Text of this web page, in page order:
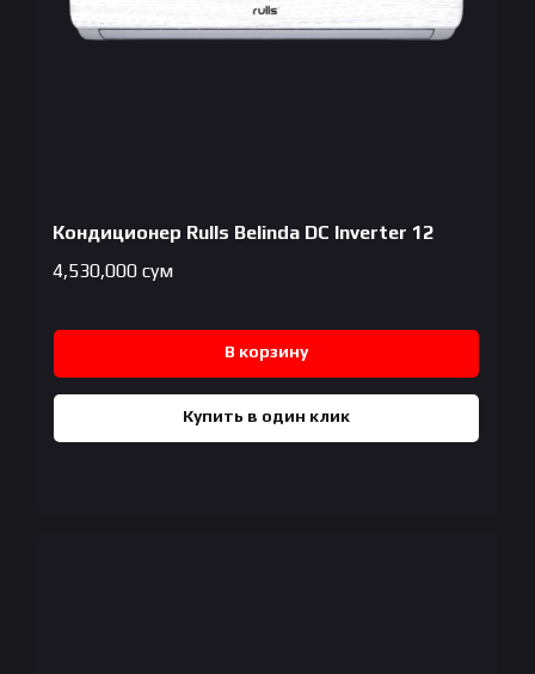
Кондиционер Rulls Belinda DC Inverter 12
4,530,000 сум
В корзину
Купить в один клик